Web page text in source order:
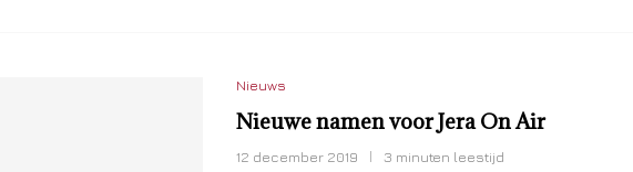
Nieuws
Nieuwe namen voor Jera On Air
12 december 2019 3 minuten leestijd